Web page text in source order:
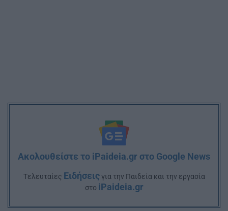
Ακολουθείστε το iPaideia.gr στο Google News
Tελευταίες Ειδήσειςγια την Παιδεία και την εργασία
στο iPaideia.gr